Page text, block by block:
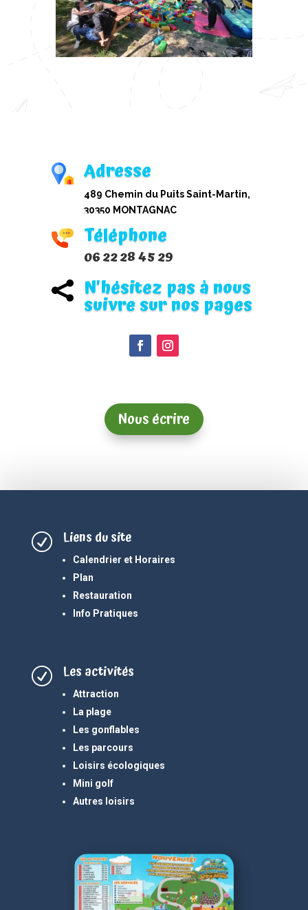
Adresse
489 Chemin du Puits Saint-Martin,
30350 MONTAGNAC
Téléphone
06 22 28 45 29
 N'hésitez pas à nous
suivre sur nos pages
Nous écrire
R Liens du site
Calendrier et Horaires
Plan
Restauration
Info Pratiques
R Les activités
Attraction
La plage
Les gonflables
Les parcours
Loisirs écologiques
Mini golf
Autres loisirs